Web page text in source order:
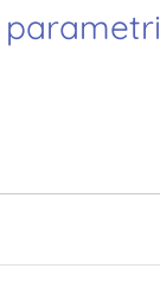
parametri